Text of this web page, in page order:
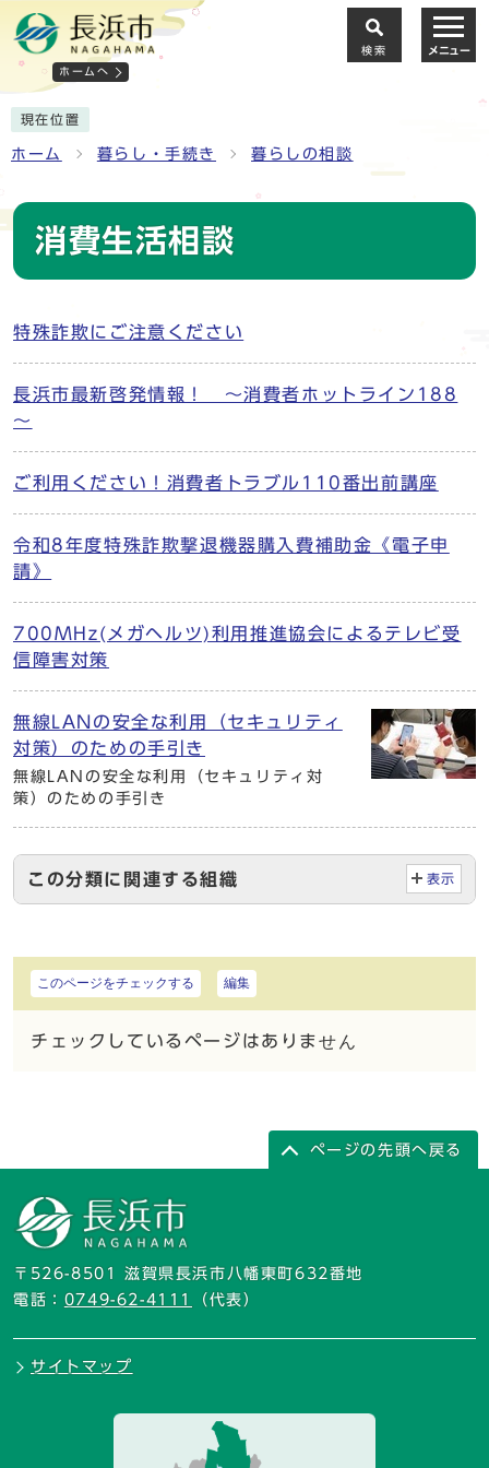
ホームへ
検索 メニュー
現在位置
ホーム 暮らし・手続き 暮らしの相談
消費生活相談
特殊詐欺にご注意ください
長浜市最新啓発情報！ ～消費者ホットライン188
～
ご利用ください！消費者トラブル110番出前講座
令和8年度特殊詐欺撃退機器購入費補助金《電子申
請》
700MHz(メガヘルツ)利用推進協会によるテレビ受
信障害対策
無線LANの安全な利用（セキュリティ
対策）のための手引き
無線LANの安全な利用（セキュリティ対
策）のための手引き
この分類に関連する組織 表示
このページをチェックする 編集
チェックしているページはありません
ページの先頭へ戻る
〒526-8501 滋賀県長浜市八幡東町632番地
電話： 0749-62-4111 （代表）
サイトマップ